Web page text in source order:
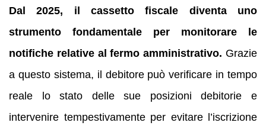
Dal 2025, il cassetto fiscale diventa uno
strumento fondamentale per monitorare le
notifiche relative al fermo amministrativo. Grazie
a questo sistema, il debitore può verificare in tempo
reale lo stato delle sue posizioni debitorie e
intervenire tempestivamente per evitare l’iscrizione